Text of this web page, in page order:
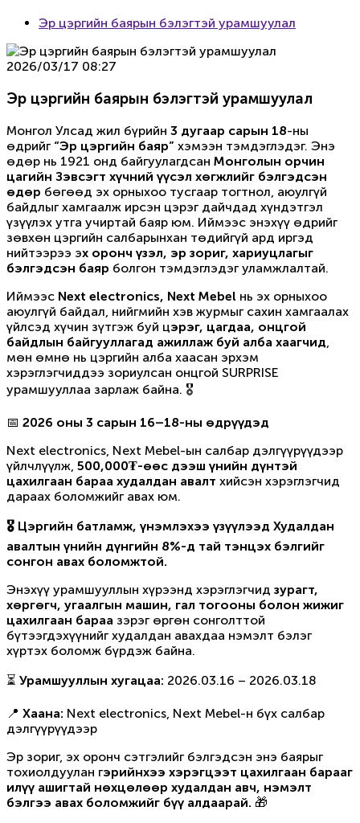
Эр цэргийн баярын бэлэгтэй урамшуулал
2026/03/17 08:27
Эр цэргийн баярын бэлэгтэй урамшуулал
Монгол Улсад жил бүрийн 3 дугаар сарын 18-ны
өдрийг “Эр цэргийн баяр” хэмээн тэмдэглэдэг. Энэ
өдөр нь 1921 онд байгуулагдсан Монголын орчин
цагийн Зэвсэгт хүчний үүсэл хөгжлийг бэлгэдсэн
өдөр бөгөөд эх орныхоо тусгаар тогтнол, аюулгүй
байдлыг хамгаалж ирсэн цэрэг дайчдад хүндэтгэл
үзүүлэх утга учиртай баяр юм. Иймээс энэхүү өдрийг
зөвхөн цэргийн салбарынхан төдийгүй ард иргэд
нийтээрээ эх оронч үзэл, эр зориг, хариуцлагыг
бэлгэдсэн баяр болгон тэмдэглэдэг уламжлалтай.
Иймээс Next electronics, Next Mebel нь эх орныхоо
аюулгүй байдал, нийгмийн хэв журмыг сахин хамгаалах
үйлсэд хүчин зүтгэж буй цэрэг, цагдаа, онцгой
байдлын байгууллагад ажиллаж буй алба хаагчид
мөн өмнө нь цэргийн алба хаасан эрхэм
хэрэглэгчиддээ зориулсан онцгой SURPRISE
урамшууллаа зарлаж байна. 🎖
📅 2026 оны 3 сарын 16–18-ны өдрүүдэд
Next electronics, Next Mebel-ын салбар дэлгүүрүүдээр
үйлчлүүлж, 500,000₮-өөс дээш үнийн дүнтэй
цахилгаан бараа худалдан авалт хийсэн хэрэглэгчид
дараах боломжийг авах юм.
🎖 Цэргийн батламж, үнэмлэхээ үзүүлээд Худалдан
авалтын үнийн дүнгийн 8%-д тай тэнцэх бэлгийг
сонгон авах боломжтой.
Энэхүү урамшууллын хүрээнд хэрэглэгчид зурагт,
хөргөгч, угаалгын машин, гал тогооны болон жижиг
цахилгаан бараа зэрэг өргөн сонголттой
бүтээгдэхүүнийг худалдан авахдаа нэмэлт бэлэг
хүртэх боломж бүрдэж байна.
⏳ Урамшууллын хугацаа: 2026.03.16 – 2026.03.18
📍 Хаана: Next electronics, Next Mebel-н бүх салбар
дэлгүүрүүдээр
Эр зориг, эх оронч сэтгэлийг бэлгэдсэн энэ баярыг
тохиолдуулан гэрийнхээ хэрэгцээт цахилгаан барааг
илүү ашигтай нөхцөлөөр худалдан авч, нэмэлт
бэлгээ авах боломжийг бүү алдаарай. 🎁